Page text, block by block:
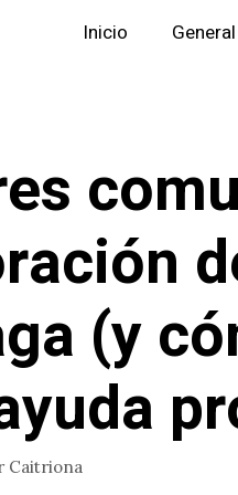
Inicio General
(y
Caitriona